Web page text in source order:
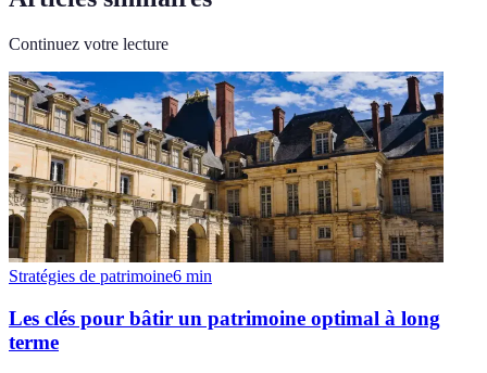
Continuez votre lecture
Stratégies de patrimoine6 min
Les clés pour bâtir un patrimoine optimal à long
terme